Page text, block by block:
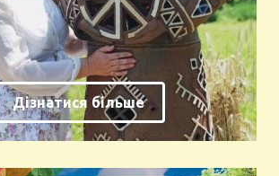
Дізнатися більше